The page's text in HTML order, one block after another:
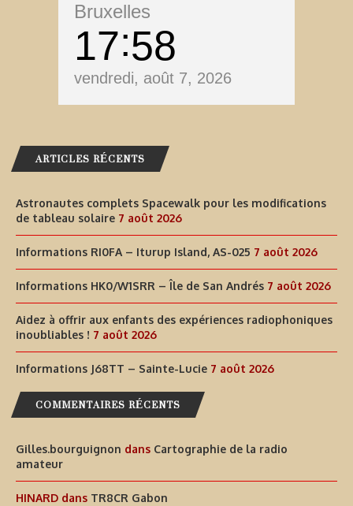
Bruxelles
17 58
vendredi, août 7, 2026
ARTICLES RÉCENTS
Astronautes complets Spacewalk pour les modifications
de tableau solaire 7 août 2026
Informations RI0FA – Iturup Island, AS-025 7 août 2026
Informations HK0/W1SRR – Île de San Andrés 7 août 2026
Aidez à offrir aux enfants des expériences radiophoniques
inoubliables ! 7 août 2026
Informations J68TT – Sainte-Lucie 7 août 2026
COMMENTAIRES RÉCENTS
Gilles.bourguignon dans Cartographie de la radio
amateur
HINARD dans TR8CR Gabon